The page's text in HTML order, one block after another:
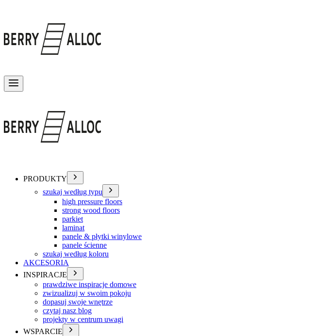
PRODUKTY
szukaj według typu
high pressure floors
strong wood floors
parkiet
laminat
panele & płytki winylowe
panele ścienne
szukaj według koloru
AKCESORIA
INSPIRACJE
prawdziwe inspiracje domowe
zwizualizuj w swoim pokoju
dopasuj swoje wnętrze
czytaj nasz blog
projekty w centrum uwagi
WSPARCIE